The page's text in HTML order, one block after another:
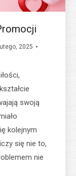
2025
swoją
kolejnym
się nie to,
nie